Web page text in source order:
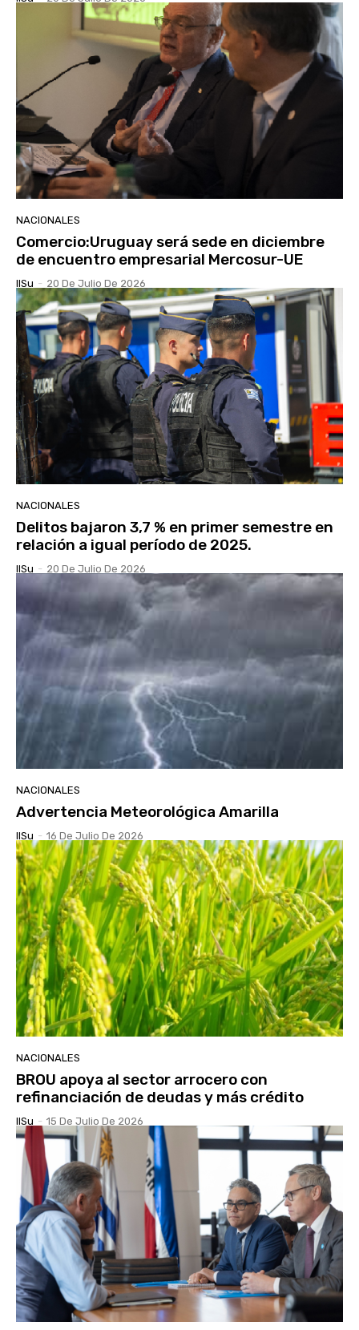
NACIONALES
Comercio:Uruguay será sede en diciembre
de encuentro empresarial Mercosur-UE
IlSu - 20 De Julio De 2026
NACIONALES
Delitos bajaron 3,7 % en primer semestre en
relación a igual período de 2025.
IlSu - 20 De Julio De 2026
NACIONALES
Advertencia Meteorológica Amarilla
IlSu - 16 De Julio De 2026
NACIONALES
BROU apoya al sector arrocero con
refinanciación de deudas y más crédito
IlSu - 15 De Julio De 2026